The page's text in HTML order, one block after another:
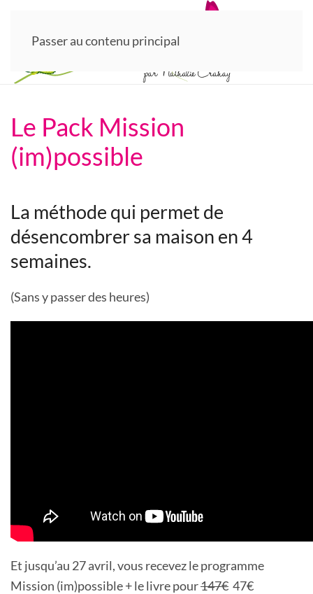
Passer au contenu principal
Le Pack Mission
(im)possible
La méthode qui permet de
désencombrer sa maison en 4
semaines.
(Sans y passer des heures)
Et jusqu’au 27 avril, vous recevez le programme
Mission (im)possible + le livre pour147€ 47€